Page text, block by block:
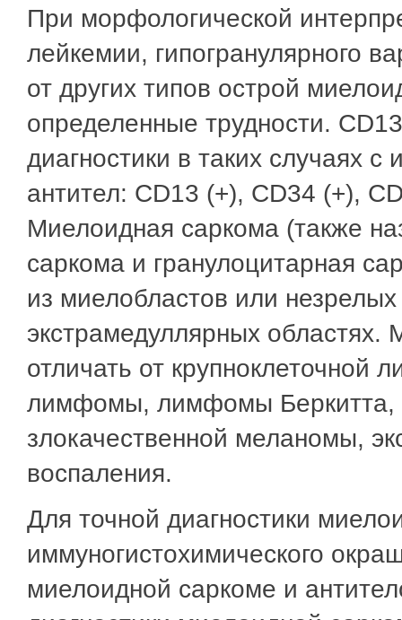
При морфологической
лейкемии, гипогранулярного
от других типов острой
определенные трудности.
диагностики в таких случаях
антител: CD13 (+), CD34 (+),
Миелоидная саркома (также
саркома и гранулоцитарная
из миелобластов или
экстрамедуллярных
отличать от
лимфомы, лимфомы Беркитта,
злокачественной меланомы,
воспаления.
Для точной диагностики
иммуногистохимического
миелоидной саркоме и